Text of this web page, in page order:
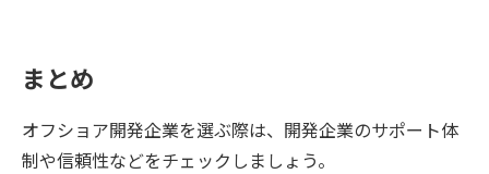
まとめ
オフショア開発企業を選ぶ際は、開発企業のサポート体
制や信頼性などをチェックしましょう。